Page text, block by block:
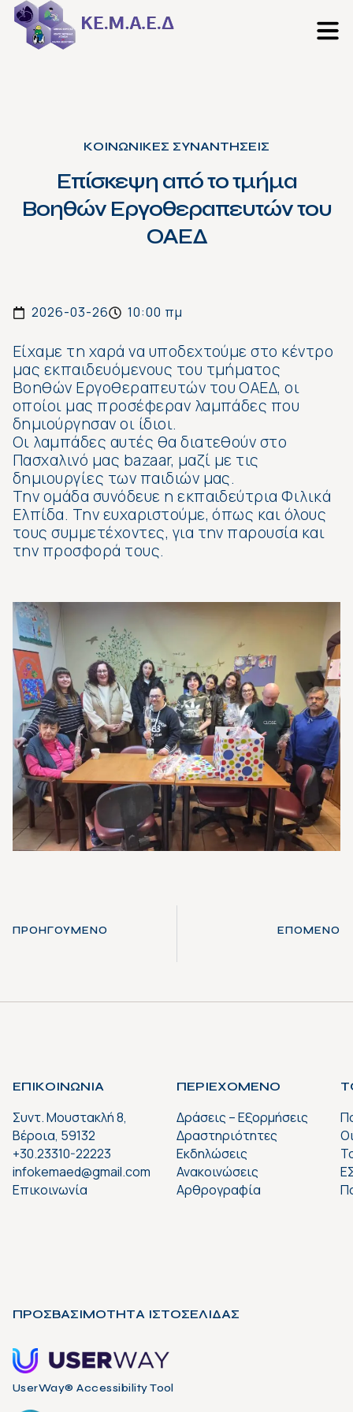
ΚΟΙΝΩΝΙΚΕΣ ΣΥΝΑΝΤΗΣΕΙΣ
Επίσκεψη από το τμήμα
Βοηθών Εργοθεραπευτών του
ΟΑΕΔ
2026-03-26 10:00 πμ
Είχαμε τη χαρά να υποδεχτούμε στο κέντρο
μας εκπαιδευόμενους του τμήματος
Βοηθών Εργοθεραπευτών του ΟΑΕΔ, οι
οποίοι μας προσέφεραν λαμπάδες που
δημιούργησαν οι ίδιοι.
Οι λαμπάδες αυτές θα διατεθούν στο
Πασχαλινό μας bazaar, μαζί με τις
δημιουργίες των παιδιών μας.
Την ομάδα συνόδευε η εκπαιδεύτρια Φιλικά
Ελπίδα. Την ευχαριστούμε, όπως και όλους
τους συμμετέχοντες, για την παρουσία και
την προσφορά τους.
ΠΡΟΗΓΟΎΜΕΝΟ ΕΠΌΜΕΝΟ
ΕΠΙΚΟΙΝΩΝΙΑ
Συντ. Μουστακλή 8,
Βέροια, 59132
+30.23310-22223
infokemaed@gmail.com
Επικοινωνία
ΠΕΡΙΕΧΟΜΕΝΟ
Δράσεις – Εξορμήσεις
Δραστηριότητες
Εκδηλώσεις
Ανακοινώσεις
Αρθρογραφία
ΠΡΟΣΒΑΣΙΜΟΤΗΤΑ ΙΣΤΟΣΕΛΙΔΑΣ
UserWay® Accessibility Tool